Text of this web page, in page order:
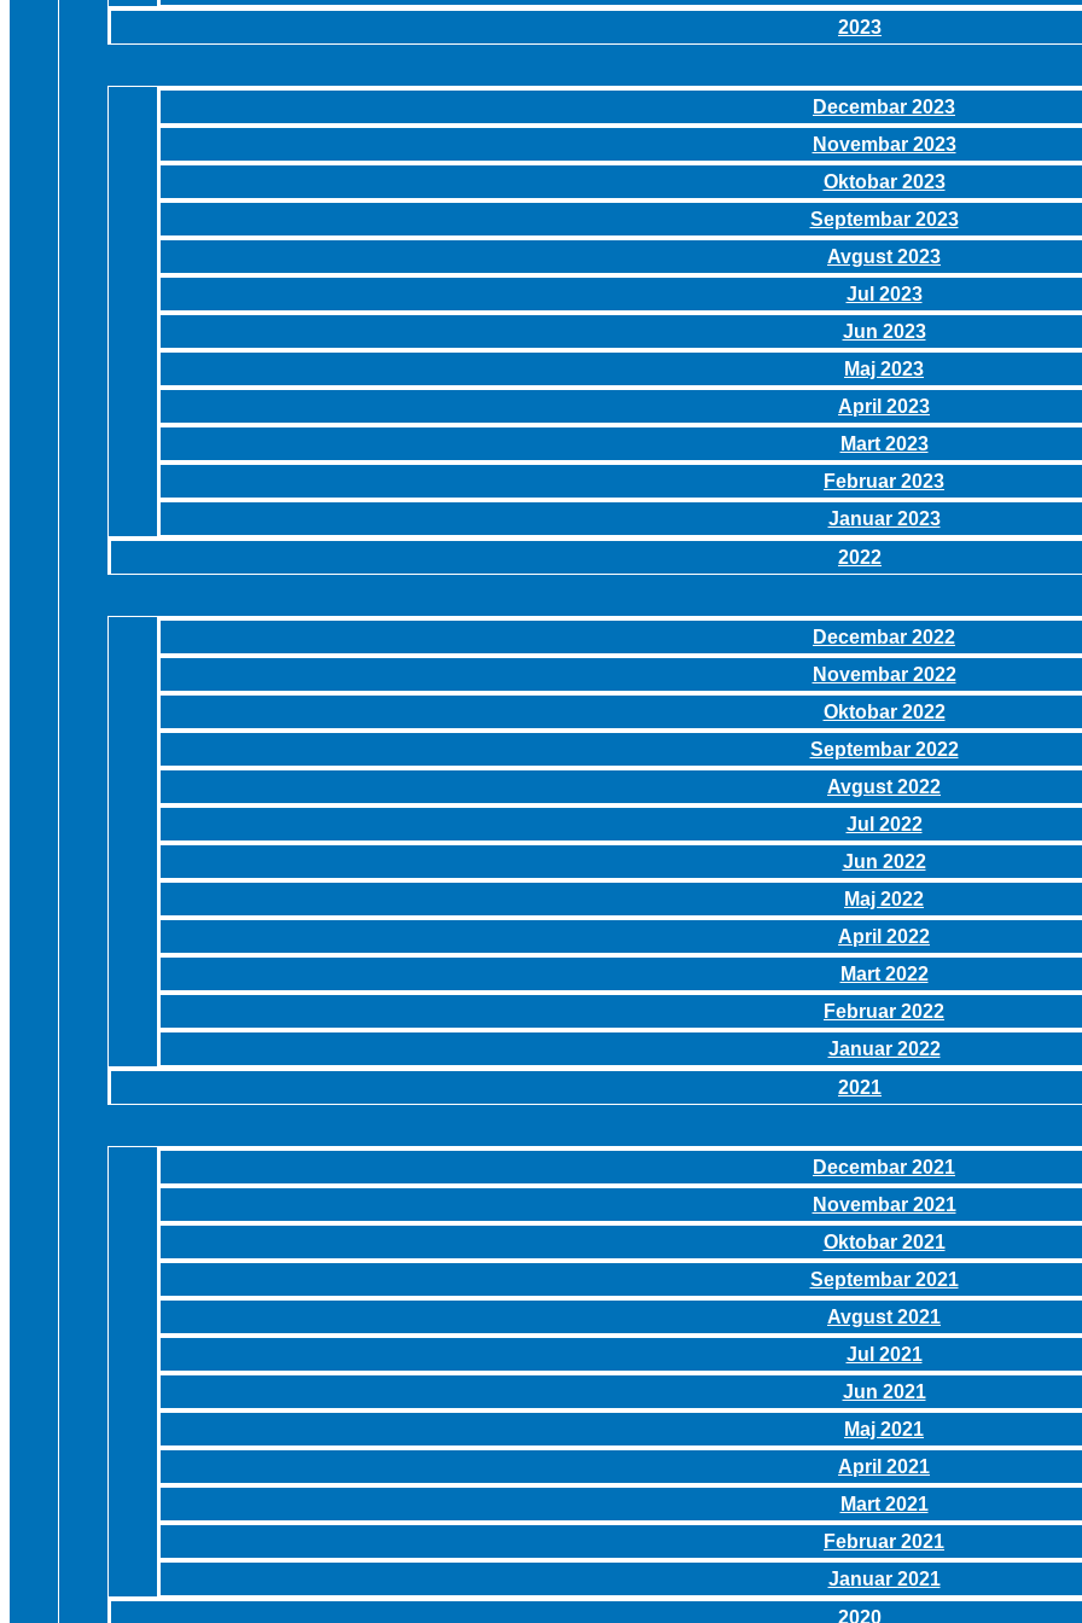
2023
Decembar 2023
Novembar 2023
Oktobar 2023
Septembar 2023
Avgust 2023
Jul 2023
Jun 2023
Maj 2023
April 2023
Mart 2023
Februar 2023
Januar 2023
2022
Decembar 2022
Novembar 2022
Oktobar 2022
Septembar 2022
Avgust 2022
Jul 2022
Jun 2022
Maj 2022
April 2022
Mart 2022
Februar 2022
Januar 2022
2021
Decembar 2021
Novembar 2021
Oktobar 2021
Septembar 2021
Avgust 2021
Jul 2021
Jun 2021
Maj 2021
April 2021
Mart 2021
Februar 2021
Januar 2021
2020